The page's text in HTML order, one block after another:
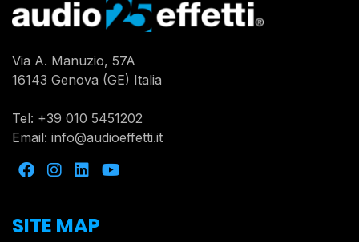
Via A. Manuzio, 57A
16143 Genova (GE) Italia
Tel: +39 010 5451202
Email: info@audioeffetti.it
SITE MAP